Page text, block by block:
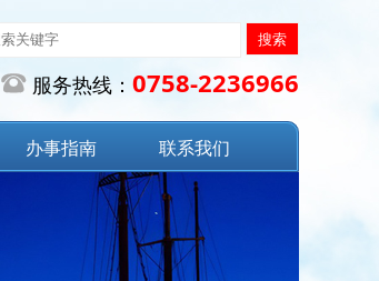
 服务热线： 0758-2236966
办事指南 联系我们